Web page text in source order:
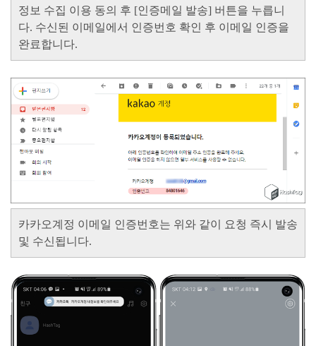
정보 수집 이용 동의 후 [인증메일 발송] 버튼을 누릅니
다. 수신된 이메일에서 인증번호 확인 후 이메일 인증을
완료합니다.
카카오계정 이메일 인증번호는 위와 같이 요청 즉시 발송
및 수신됩니다.